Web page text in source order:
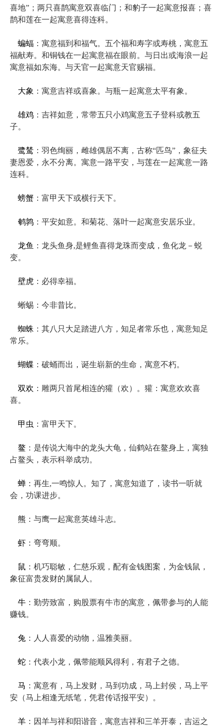
喜地”；两只喜鹊寓意双喜临门；和豹子一起寓意报喜；喜
鹊和莲在一起寓意喜得连科。
蝙蝠 ：寓意福到和福气。五个福和寿字或寿桃，寓意五
福献寿。和铜钱在一起寓意福在眼前。与日出或海浪一起
寓意福如东海。与天官一起寓意天官赐福。
大象 ：寓意吉祥或喜象。与瓶一起寓意太平有象。
雄鸡 ：吉祥如意，常带五只小鸡寓意五子登科或教五
子。
鹭鸶 ：羽色绚丽，雌雄偶居不离，古称“匹鸟”，象征夫
妻恩爱，永不分离。寓意一路平安，与莲在一起寓意一路
连科。
螃蟹 ：富甲天下或横行天下。
鹌鹑 ：平安如意。和菊花、落叶一起寓意安居乐业。
龙鱼 ：龙头鱼身,是鲤鱼喜得龙珠而变成，鱼化龙－蜕
变。
壁虎 ：必得幸福。
蜥蜴：今非昔比。
蜘蛛 ：其八只大足踏进八方，知足者常乐也，寓意知足
常乐。
蝴蝶 ：破蛹而出，诞生崭新的生命，寓意不朽。
双欢 ：雕两只首尾相连的獾（欢）。獾：寓意欢欢喜
喜。
甲虫 ：富甲天下。
鳌 ：是传说大海中的龙头大龟，仙鹤站在鳌身上，寓独
占鳌头，表示科举成功。
蝉 ：再生,一鸣惊人。知了，寓意知道了，读书一听就
会，功课进步。
熊 ：与鹰一起寓意英雄斗志。
虾 ：弯弯顺。
鼠 ：机巧聪敏，仁慈乐观，配有金钱图案，为金钱鼠，
象征富贵发财的属鼠人。
牛 ：勤劳致富，购股票有牛市的寓意，佩带参与的人能
赚钱。
兔 ：人人喜爱的动物，温雅美丽。
蛇 ：代表小龙，佩带能顺风得利，有君子之德。
马 ：寓意有，马上发财，马到功成，马上封侯，马上平
安（马上相逢无纸笔，凭君传话报平安）。
羊 ：因羊与祥和阳谐音，寓意吉祥和三羊开泰，吉运之